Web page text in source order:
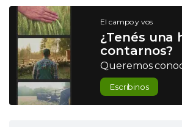
El campo y vos
¿Tenés una
contarnos?
Queremos
Escribinos